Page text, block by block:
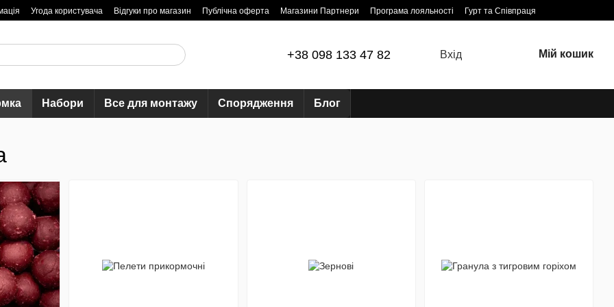
Угода користувача Відгуки про магазин Публічна оферта Магазини Партнери Програма лояльності Гурт та Співпраця
+38 098 133 47 82 Вхід Мій кошик
Набори Все для монтажу Спорядження Блог